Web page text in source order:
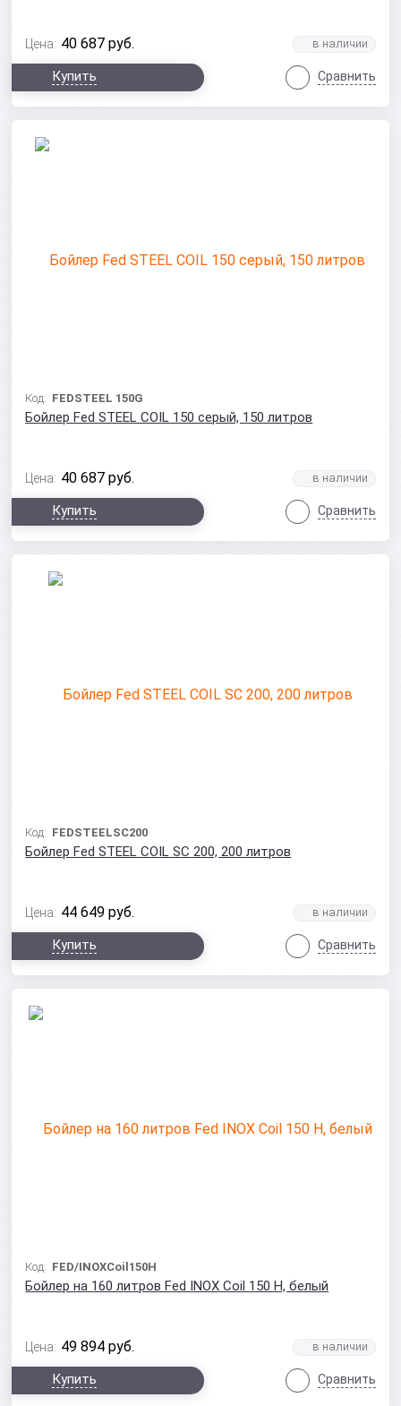
Цена: 40 687 руб.
Купить Сравнить
Код: FEDSTEEL 150G
Бойлер Fed STEEL COIL 150 серый, 150 литров
Цена: 40 687 руб.
Купить Сравнить
Код: FEDSTEELSC200
Бойлер Fed STEEL COIL SC 200, 200 литров
Цена: 44 649 руб.
Купить Сравнить
Код: FED/INOXCoil150Н
Бойлер на 160 литров Fed INOX Coil 150 Н, белый
Цена: 49 894 руб.
Купить Сравнить